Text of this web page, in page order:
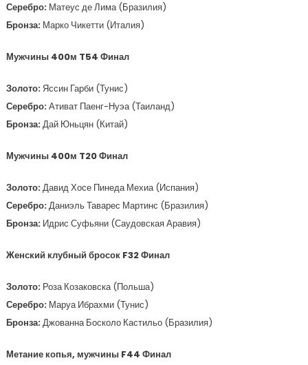
Серебро: Матеус де Лима (Бразилия)
Бронза: Марко Чикетти (Италия)
Мужчины 400м T54 Финал
Золото:Яссин Гарби (Тунис)
Серебро:Ативат Паенг-Нуэа (Таиланд)
Бронза:Дай Юньцян (Китай)
Мужчины 400м T20 Финал
Золото:Давид Хосе Пинеда Мехиа (Испания)
Серебро:Даниэль Таварес Мартинс (Бразилия)
Бронза: Идрис Суфьяни (Саудовская Аравия)
Женский клубный бросок F32 Финал
Золото: Роза Козаковска (Польша)
Серебро: Маруа Ибрахми (Тунис)
Бронза:Джованна Босколо Кастильо (Бразилия)
Метание копья, мужчины F44 Финал